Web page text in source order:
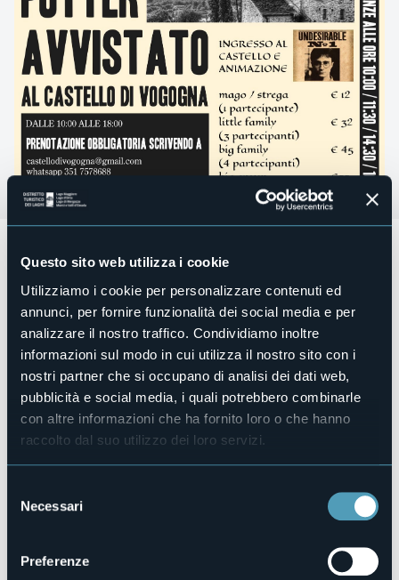
Questo sito web utilizza i cookie
Utilizziamo i cookie per personalizzare contenuti ed
annunci, per fornire funzionalità dei social media e per
analizzare il nostro traffico. Condividiamo inoltre
informazioni sul modo in cui utilizza il nostro sito con i
nostri partner che si occupano di analisi dei dati web,
pubblicità e social media, i quali potrebbero combinarle
con altre informazioni che ha fornito loro o che hanno
raccolto dal suo utilizzo dei loro servizi.
delNecessari
Preferenze
Vogogna
HARRY POTTER AVVISTATO AL CASTELLO DI VOGOGNA
Giornata di animazione per famiglie.
Maghetti e streghette, insieme ai loro genitori babbani,
saranno i protagonisti di lezioni di incantesimi, pozioni e
stregonerie guidati da professori della Scuola di Magia e
Stregoneria.
Organizzatore
Castello di Vogogna
Castello Visconteo di Vogogna
+39 351 7578688
castellodivogogna@gmail.com